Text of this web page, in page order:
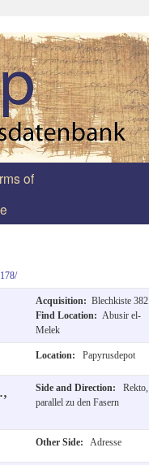
of
Acquisition: Blechkiste
Find Location: Abusir el-
Melek
Location: Papyrusdepot
Side and Direction:
Rekto,
parallel zu den Fasern
Other Side: Adresse